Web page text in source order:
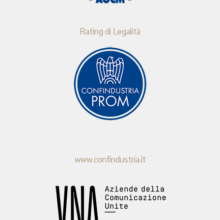
Rating di Legalità
www.confindustria.it